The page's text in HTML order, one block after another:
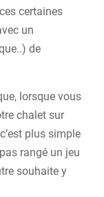
certaines
un
de
lorsque vous
chalet sur
plus simple
rangé un jeu
souhaite y